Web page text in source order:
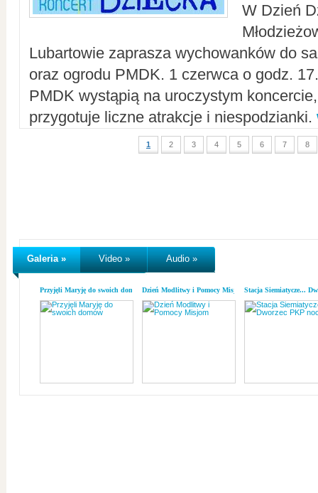
W Dzień
Lubartowie zaprasza wychowanków do
oraz ogrodu PMDK. 1 czerwca o godz.
PMDK wystąpią na uroczystym
przygotuje liczne atrakcje i niespodzianki.
1 2 3 4 5 6 7 8
Galeria » Video » Audio »
Przyjęli Maryję do swoich domówDzień Modlitwy i Pomocy MisjomStacja Siemiatycze...